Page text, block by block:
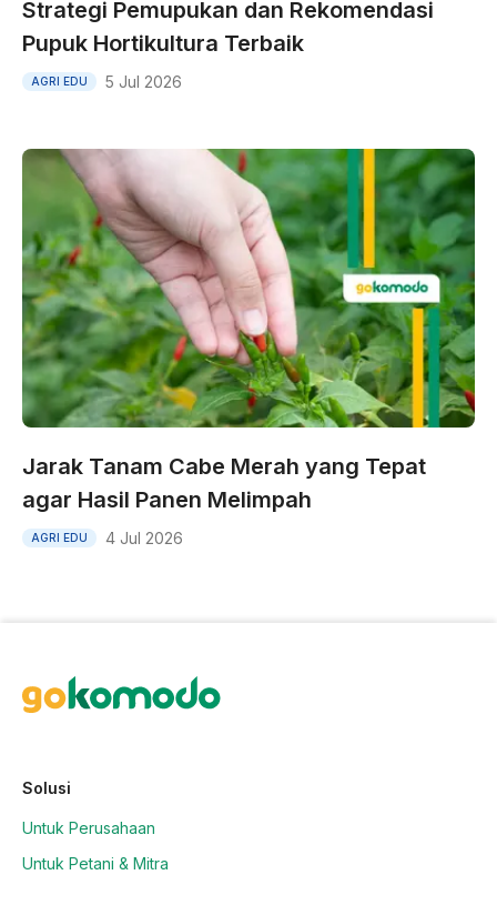
Strategi Pemupukan dan Rekomendasi
Pupuk Hortikultura Terbaik
AGRI EDU 5 Jul 2026
Jarak Tanam Cabe Merah yang Tepat
agar Hasil Panen Melimpah
AGRI EDU 4 Jul 2026
Solusi
Untuk Perusahaan
Untuk Petani & Mitra